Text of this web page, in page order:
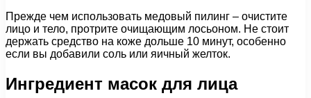
Прежде чем использовать медовый пилинг – очистите
лицо и тело, протрите очищающим лосьоном. Не стоит
держать средство на коже дольше 10 минут, особенно
если вы добавили соль или яичный желток.
Ингредиент масок для лица